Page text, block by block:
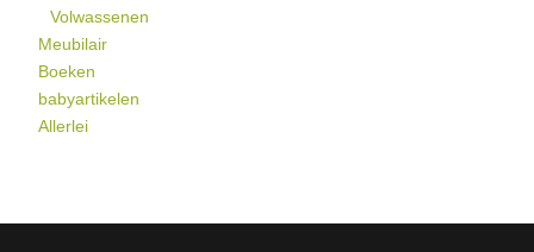
Volwassenen
Meubilair
Boeken
babyartikelen
Allerlei